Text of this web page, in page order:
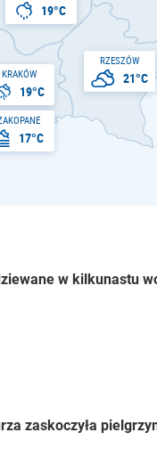
19°C
KRAKÓW
19°C
RZESZÓW
21°C
17°C
w kilkunastu
zaskoczyła